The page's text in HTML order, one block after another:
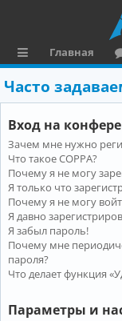
ы
л
к
и
Главная
Часто
Вход на
Зачем мне нужно
Что такое COPPA?
Почему я не могу
Я только что
Почему я не могу
Я давно
Я забыл пароль!
Почему мне
пароля?
Что делает функция
Параметры и